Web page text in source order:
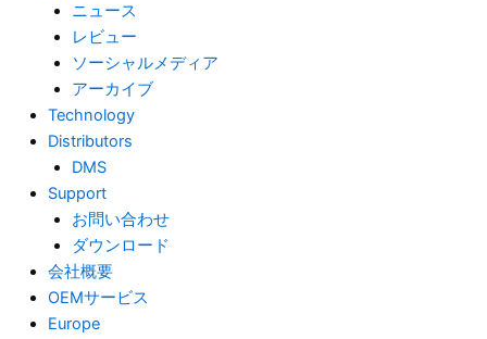
ニュース
レビュー
ソーシャルメディア
アーカイブ
Technology
Distributors
DMS
Support
お問い合わせ
ダウンロード
会社概要
OEMサービス
Europe